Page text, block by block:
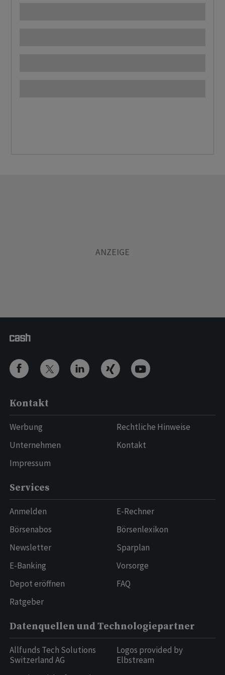
Kontakt
Werbung
Unternehmen
Impressum
Rechtliche Hinweise
Kontakt
Services
Anmelden
Börsenabos
Newsletter
E-Banking
Depot eröffnen
Ratgeber
E-Rechner
Börsenlexikon
Sparplan
Vorsorge
FAQ
Datenquellen und Technologiepartner
Allfunds Tech Solutions
Switzerland AG
Logos provided by
Elbstream